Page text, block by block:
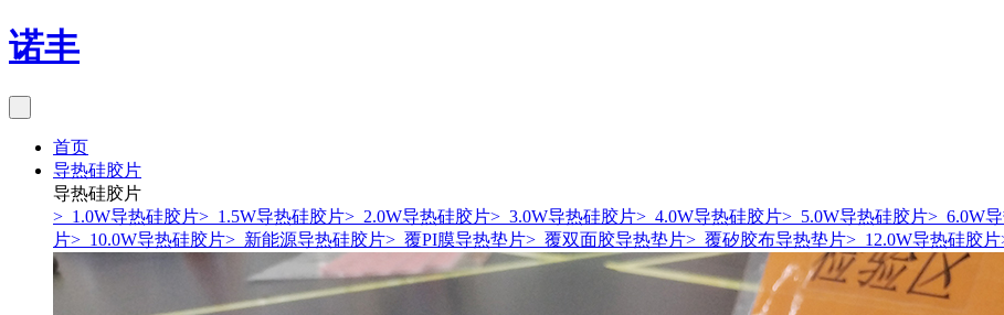
诺丰
首页
导热硅胶片
导热硅胶片
> 1.0W导热硅胶片> 1.5W导热硅胶片> 2.0W导热硅胶片> 3.0W导热硅胶片> 4.0W导热硅胶片> 5.0W导热硅胶片> 6.0W
片> 10.0W导热硅胶片> 新能源导热硅胶片> 覆PI膜导热垫片> 覆双面胶导热垫片> 覆矽胶布导热垫片> 12.0W导热硅胶片